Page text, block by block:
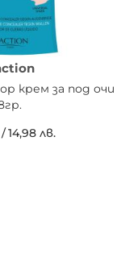
крем за под очи
14,98 лв.